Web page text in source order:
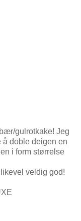
gulrotkake! Jeg
å doble deigen en
i form størrelse
veldig god!